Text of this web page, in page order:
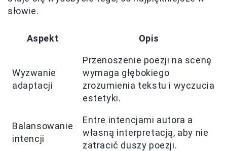
słowie.
Aspekt Opis
Wyzwanie
adaptacji
Przenoszenie poezji na scenę
wymaga głębokiego
zrozumienia tekstu i wyczucia
estetyki.
Balansowanie
intencji
Entre intencjami autora a
własną interpretacją, aby nie
zatracić duszy poezji.